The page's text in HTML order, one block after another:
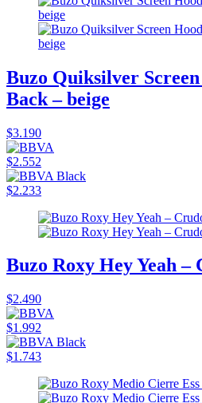
Buzo Quiksilver
Back – beige
$3.190
$2.552
$2.233
Buzo Roxy Hey Yeah –
$2.490
$1.992
$1.743